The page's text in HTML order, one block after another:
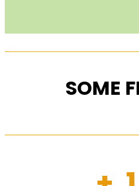
SOME